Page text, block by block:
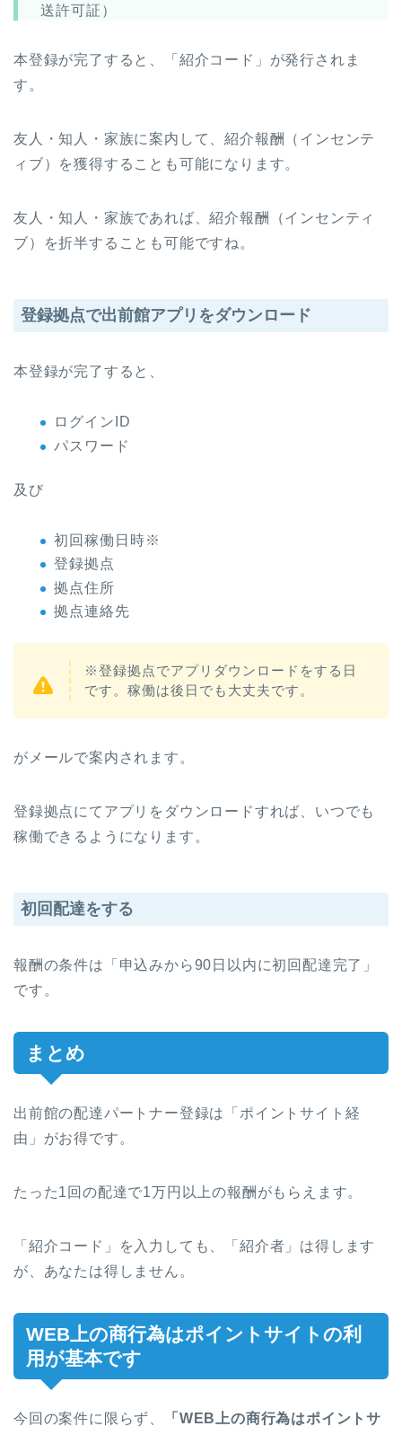
送許可証）
本登録が完了すると、「紹介コード」が発行されま
す。
友人・知人・家族に案内して、紹介報酬（インセンテ
ィブ）を獲得することも可能になります。
友人・知人・家族であれば、紹介報酬（インセンティ
ブ）を折半することも可能ですね。
登録拠点で出前館アプリをダウンロード
本登録が完了すると、
ログインID
パスワード
及び
初回稼働日時※
登録拠点
拠点住所
拠点連絡先
※登録拠点でアプリダウンロードをする日
です。稼働は後日でも大丈夫です。
がメールで案内されます。
登録拠点にてアプリをダウンロードすれば、いつでも
稼働できるようになります。
初回配達をする
報酬の条件は「申込みから90日以内に初回配達完了」
です。
まとめ
出前館の配達パートナー登録は「ポイントサイト経
由」がお得です。
たった1回の配達で1万円以上の報酬がもらえます。
「紹介コード」を入力しても、「紹介者」は得します
が、あなたは得しません。
WEB上の商行為はポイントサイトの利
用が基本です
今回の案件に限らず、
「WEB上の商行為はポイントサ